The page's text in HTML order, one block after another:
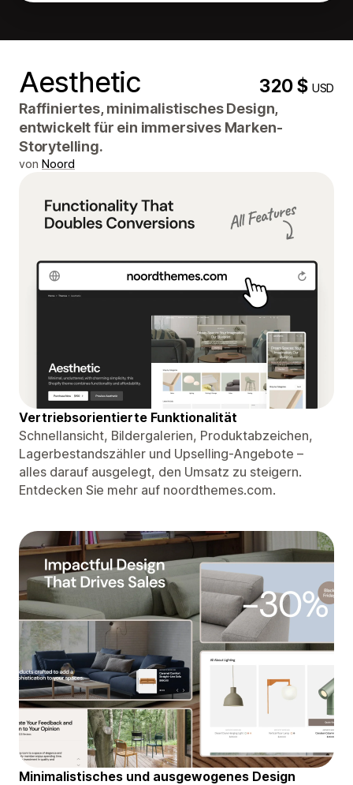
Aesthetic 320 $USD
Raffiniertes, minimalistisches Design,
entwickelt für ein immersives Marken-
Storytelling.
von Noord
Vertriebsorientierte Funktionalität
Schnellansicht, Bildergalerien, Produktabzeichen,
Lagerbestandszähler und Upselling-Angebote –
alles darauf ausgelegt, den Umsatz zu steigern.
Entdecken Sie mehr auf noordthemes.com.
Minimalistisches und ausgewogenes Design